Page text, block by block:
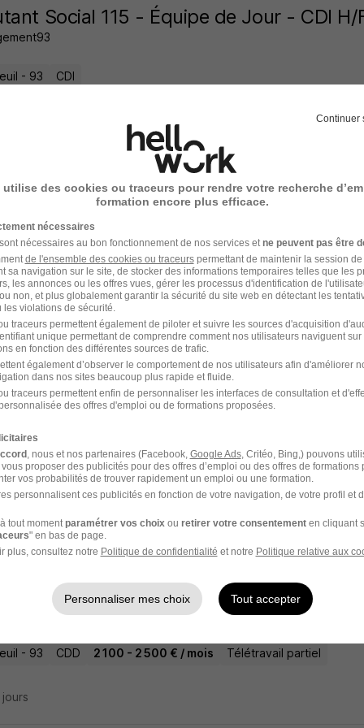
Social 115 - Équipe de Jour - CDI H/
- 93 CDI
Civique - Accompagner les Publics
Pratique H/F
de L'espoir- Fablab #Montreuil Solidaire
- 93 CDD Temps partiel 619,83 € / mois + 1
Social 115 - Équipe de Jour H/F
- 93 CDI 2 152 - 2 500 € / mois
jours
- Technicienne d'Intervention
- 93 CDD 2 100 - 2 500 € / mois Télétravail partiel
Continuer
utilise des cookies ou traceurs pour rendre votre recherche
formation encore plus efficace.
nécessaires
nécessaires au bon fonctionnement de nos services et ne peuvent pas être
de l'ensemble des cookies ou traceurspermettant de maintenir la session
sa navigation sur le site, de stocker des informations temporaires telles que les
les annonces ou les offres vues, gérer les processus d'identification de
non, et plus globalement garantir la sécurité du site web en détectant les
violations de sécurité.
traceurs permettent également de piloter et suivre les sources d'acquisition
unique permettant de comprendre comment nos utilisateurs naviguent sur
en fonction des différentes sources de trafic.
également d’observer le comportement de nos utilisateurs afin d'améliorer
dans nos sites beaucoup plus rapide et fluide.
traceurs permettent enfin de personnaliser les interfaces de consultation et
des offres d'emploi ou de formations proposées.
, nous et nos partenaires (Facebook, Google Ads, Critéo, Bing,) pouvons
proposer des publicités pour des offres d’emploi ou des offres de formations
vos probabilités de trouver rapidement un emploi ou une formation.
personnalisent ces publicités en fonction de votre navigation, de votre profil et
tout moment paramétrer vos choix ou retirer votre consentementen cliquant
" en bas de page.
plus, consultez notre Politique de confidentialité et notre Politique relative aux
Personnaliser mes choix Tout accepter